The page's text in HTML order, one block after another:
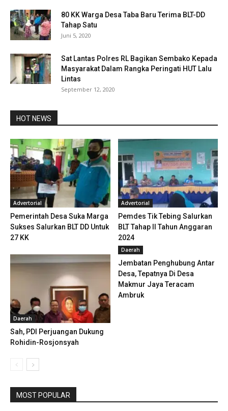
80 KK Warga Desa Taba Baru Terima BLT-DD
Tahap Satu
Juni 5, 2020
Sat Lantas Polres RL Bagikan Sembako Kepada
Masyarakat Dalam Rangka Peringati HUT Lalu
Lintas
September 12, 2020
HOT NEWS
Advertorial
Pemerintah Desa Suka Marga
Sukses Salurkan BLT DD Untuk
27 KK
Advertorial
Pemdes Tik Tebing Salurkan
BLT Tahap II Tahun Anggaran
2024
Daerah
Sah, PDI Perjuangan Dukung
Rohidin-Rosjonsyah
Daerah
Jembatan Penghubung Antar
Desa, Tepatnya Di Desa
Makmur Jaya Teracam
Ambruk
MOST POPULAR